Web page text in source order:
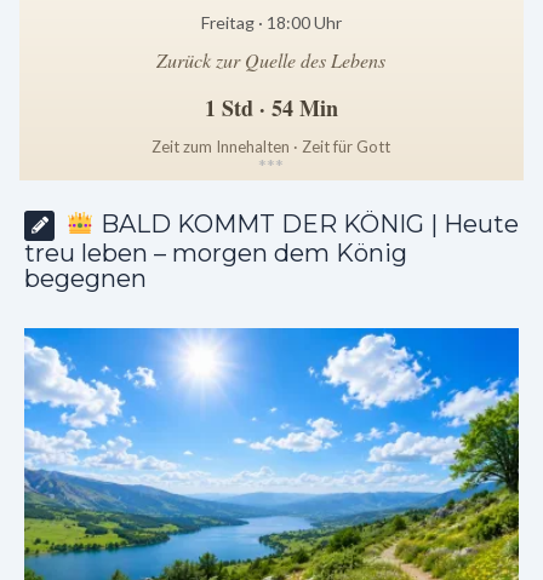
Freitag · 18:00 Uhr
Zurück zur Quelle des Lebens
1 Std · 54 Min
Zeit zum Innehalten · Zeit für Gott
***
BALD KOMMT DER KÖNIG | Heute
treu leben – morgen dem König
begegnen